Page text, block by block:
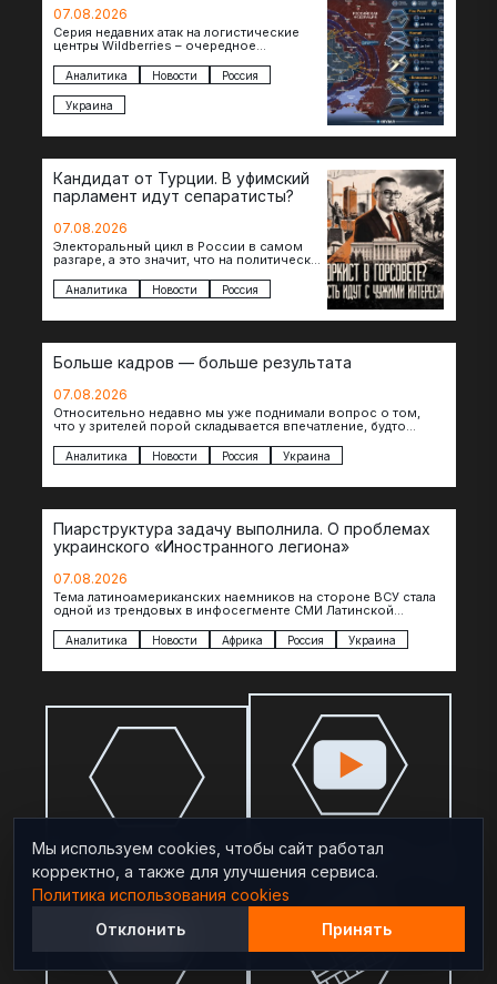
07.08.2026
Серия недавних атак на логистические
центры Wildberries – очередное
российского тыла. И суть здесь даже не…
Аналитика Новости Россия
Украина
Кандидат от Турции. В уфимский
парламент идут сепаратисты?
07.08.2026
Электоральный цикл в России в самом
разгаре, а это значит, что на политическое
сомнительной репутацией….
Аналитика Новости Россия
Больше кадров — больше результата
07.08.2026
Относительно недавно мы уже поднимали вопрос о том,
что у зрителей порой складывается впечатление, будто
Аналитика Новости Россия Украина
Пиарструктура задачу выполнила. О проблемах
украинского «Иностранного легиона»
07.08.2026
Тема латиноамериканских наемников на стороне ВСУ стала
одной из трендовых в инфосегменте СМИ Латинской
Аналитика Новости Африка Россия Украина
Видеосводка
Мы используем cookies, чтобы сайт работал
корректно, а также для улучшения сервиса.
Политика использования cookies
Отклонить
Принять